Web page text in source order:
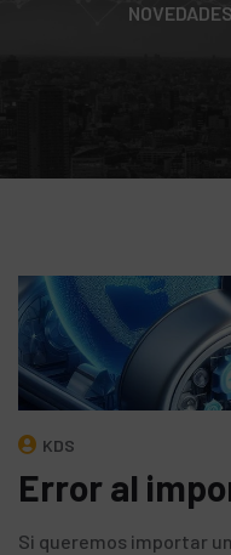
KDS
Error al
Si queremos importar